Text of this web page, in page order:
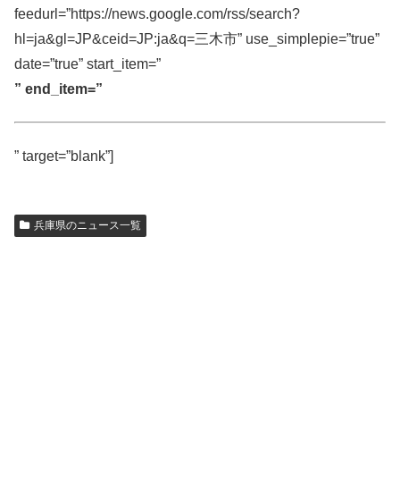
feedurl=”https://news.google.com/rss/search?
hl=ja&gl=JP&ceid=JP:ja&q=三木市” use_simplepie=”true”
date=”true” start_item=”
” end_item=”
” target=”blank”]
兵庫県のニュース一覧